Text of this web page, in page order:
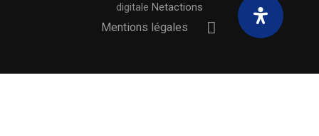
digitale Netactions
Mentions légales